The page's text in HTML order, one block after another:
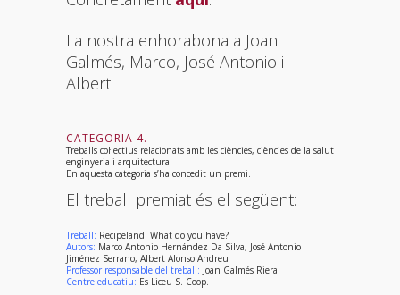
La nostra enhorabona a Joan
Galmés, Marco, José Antonio i
Albert.
CATEGORIA 4.
Treballs col·lectius relacionats amb les ciències, ciències de la salut
enginyeria i arquitectura.
En aquesta categoria s’ha concedit un premi.
El treball premiat és el següent:
Treball: Recipeland. What do you have?
Autors: Marco Antonio Hernández Da Silva, José Antonio
Jiménez Serrano, Albert Alonso Andreu
Professor responsable del treball: Joan Galmés Riera
Centre educatiu: Es Liceu S. Coop.